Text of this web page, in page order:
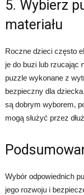
5. Wybierz
materiału
Roczne dzieci często
je do buzi lub rzucając
puzzle wykonane z
bezpieczny dla
są dobrym wyborem,
mogą służyć przez
Wybór odpowiednich
jego rozwoju i